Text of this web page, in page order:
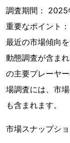
調査期間：
重要なポイント
最近の市場傾向
動態調査が含ま
の主要プレーヤ
場調査には、市
も含まれます。
市場スナップショ